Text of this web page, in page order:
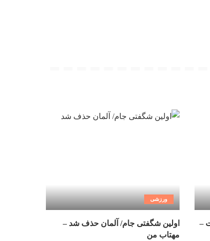
–
ورزشی
اولین شگفتی جام/ آلمان حذف شد –
مهتاب من